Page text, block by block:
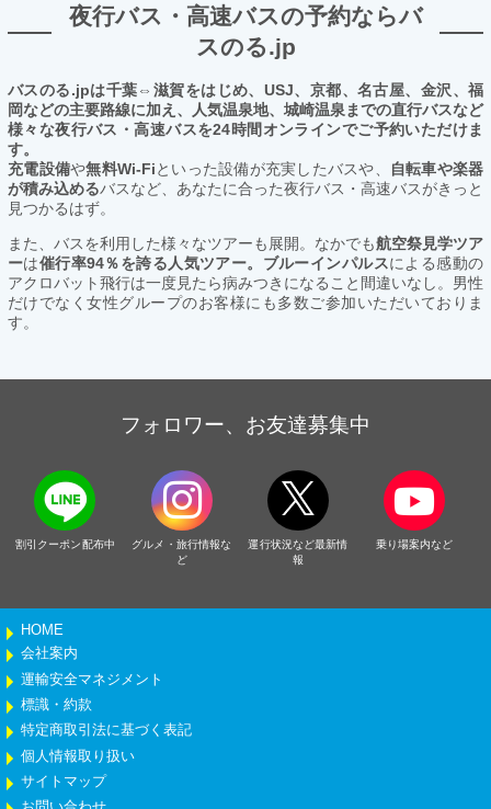
夜行バス・高速バスの予約ならバ
スのる.jp
バスのる.jpは千葉⇔滋賀をはじめ、USJ、京都、名古屋、金沢、福
岡などの主要路線に加え、人気温泉地、城崎温泉までの直行バスなど
様々な夜行バス・高速バスを24時間オンラインでご予約いただけま
す。
充電設備や無料Wi-Fiといった設備が充実したバスや、
自転車や楽器
が積み込めるバスなど、あなたに合った夜行バス・高速バスがきっと
見つかるはず。
また、バスを利用した様々なツアーも展開。なかでも航空祭見学ツア
ーは催行率94％を誇る人気ツアー。ブルーインパルスによる感動の
アクロバット飛行は一度見たら病みつきになること間違いなし。男性
だけでなく女性グループのお客様にも多数ご参加いただいておりま
す。
フォロワー、お友達募集中
割引クーポン配布中
グルメ・旅行情報な
ど
運行状況など最新情
報
乗り場案内など
HOME
会社案内
運輸安全マネジメント
標識・約款
特定商取引法に基づく表記
個人情報取り扱い
サイトマップ